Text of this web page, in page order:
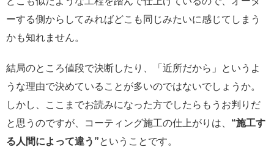
ーする側からしてみればどこも同じみたいに感じてしまう
かも知れません。
結局のところ値段で決断したり、「近所だから」というよ
うな理由で決めていることが多いのではないでしょうか。
しかし、ここまでお読みになった方でしたらもうお判りだ
と思うのですが、コーティング施工の仕上がりは、 “施工す
る人間によって違う”ということです。